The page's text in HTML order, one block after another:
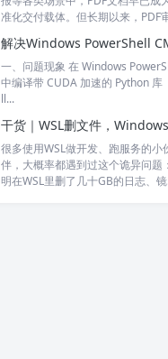
准化交付载体。但长期以来，PDF
一、问题现象 在 Windows
中编译带 CUDA 加速的 Python 库
ll...
很多使用WSL做开发、跑服务的小
伴，大概率都遇到过这个诡异问题
明在WSL里删了几十GB的日志、镜